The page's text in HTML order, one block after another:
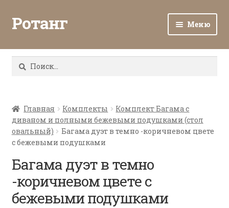
Ротанг Меню
Каталог
Все о ротанге
Контакты
Найти:
Главная Комплекты
Комплект Багама с
диваном и полными бежевыми подушками (стол
овальный)
Багама дуэт в темно -коричневом цвете
с бежевыми подушками
Багама дуэт в темно
-коричневом цвете с
бежевыми подушками